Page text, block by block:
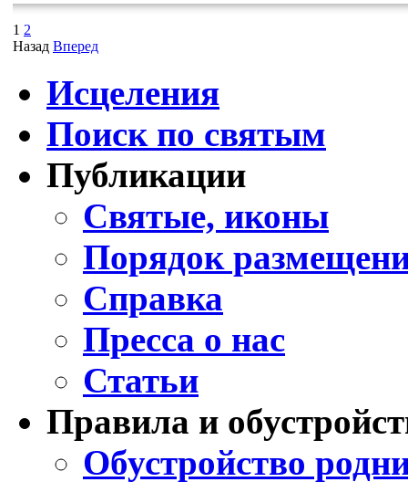
1 2
Назад Вперед
Исцеления
Поиск по святым
Публикации
Святые, иконы
Порядок
Справка
Пресса о нас
Статьи
Правила и
Обустройство